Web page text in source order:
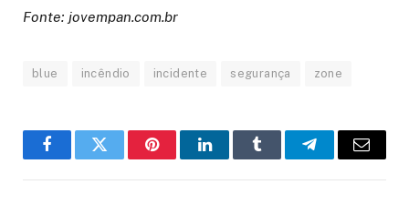
Fonte: jovempan.com.br
blue incêndio incidente segurança zone
FacebookTwitter PinterestLinkedInTumblr TelegramEmail